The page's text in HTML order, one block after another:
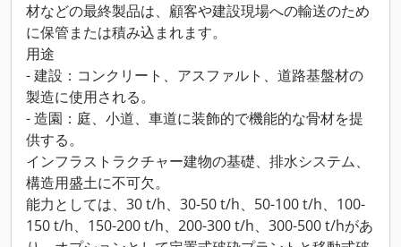
材などの最終製品は、顧客や建設現場への輸送のため
に保管または積み込まれます。
用途
- 建設：コンクリート、アスファルト、道路基盤材の
製造に使用される。
- 造園：庭、小道、車道に装飾的で機能的な骨材を提
供する。
インフラストラクチャー建物の基礎、排水システム、
構造用盛土に不可欠。
能力としては、30 t/h、30-50 t/h、50-100 t/h、100-
150 t/h、150-200 t/h、200-300 t/h、300-500 t/hがあ